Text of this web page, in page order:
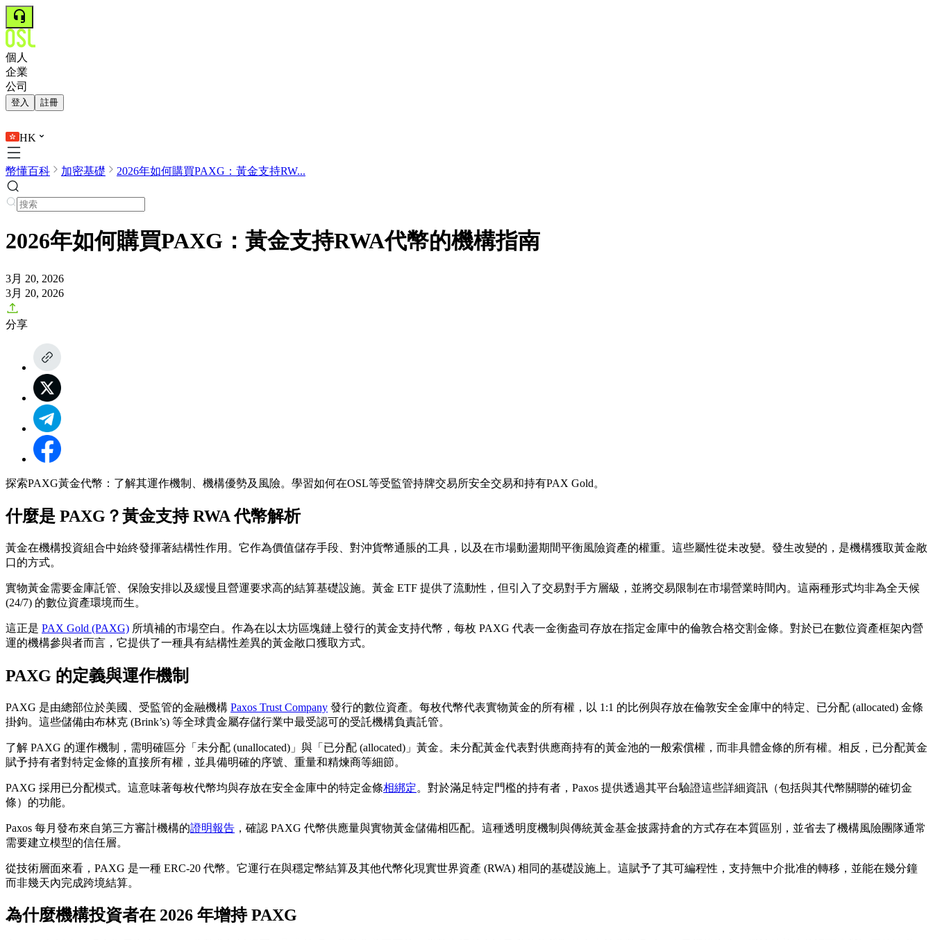
個人
企業
公司
登入 註冊
HK
幣懂百科 加密基礎 2026年如何購買PAXG：黃金支持RW...
2026年如何購買PAXG：黃金支持RWA代幣的機構指南
3月 20, 2026
3月 20, 2026
分享
探索PAXG黃金代幣：了解其運作機制、機構優勢及風險。學習如何在OSL等受監管持牌交易所安全交易和持有PAX Gold。
什麼是 PAXG？黃金支持 RWA 代幣解析
黃金在機構投資組合中始終發揮著結構性作用。它作為價值儲存手段、對沖貨幣通脹的工具，以及在市場動盪期間平衡風險資產的權重。這些屬性從未改變。發生改變的，是機構獲取黃金敞
口的方式。
實物黃金需要金庫託管、保險安排以及緩慢且營運要求高的結算基礎設施。黃金 ETF 提供了流動性，但引入了交易對手方層級，並將交易限制在市場營業時間內。這兩種形式均非為全天候
(24/7) 的數位資產環境而生。
這正是 PAX Gold (PAXG) 所填補的市場空白。作為在以太坊區塊鏈上發行的黃金支持代幣，每枚 PAXG 代表一金衡盎司存放在指定金庫中的倫敦合格交割金條。對於已在數位資產框架內營
運的機構參與者而言，它提供了一種具有結構性差異的黃金敞口獲取方式。
PAXG 的定義與運作機制
PAXG 是由總部位於美國、受監管的金融機構 Paxos Trust Company 發行的數位資產。每枚代幣代表實物黃金的所有權，以 1:1 的比例與存放在倫敦安全金庫中的特定、已分配 (allocated) 金條
掛鉤。這些儲備由布林克 (Brink’s) 等全球貴金屬存儲行業中最受認可的受託機構負責託管。
了解 PAXG 的運作機制，需明確區分「未分配 (unallocated)」與「已分配 (allocated)」黃金。未分配黃金代表對供應商持有的黃金池的一般索償權，而非具體金條的所有權。相反，已分配黃金
賦予持有者對特定金條的直接所有權，並具備明確的序號、重量和精煉商等細節。
PAXG 採用已分配模式。這意味著每枚代幣均與存放在安全金庫中的特定金條相綁定。對於滿足特定門檻的持有者，Paxos 提供透過其平台驗證這些詳細資訊（包括與其代幣關聯的確切金
條）的功能。
Paxos 每月發布來自第三方審計機構的證明報告 ，確認 PAXG 代幣供應量與實物黃金儲備相匹配。這種透明度機制與傳統黃金基金披露持倉的方式存在本質區別，並省去了機構風險團隊通常
需要建立模型的信任層。
從技術層面來看，PAXG 是一種 ERC-20 代幣。它運行在與穩定幣結算及其他代幣化現實世界資產 (RWA) 相同的基礎設施上。這賦予了其可編程性，支持無中介批准的轉移，並能在幾分鐘
而非幾天內完成跨境結算。
為什麼機構投資者在 2026 年增持 PAXG